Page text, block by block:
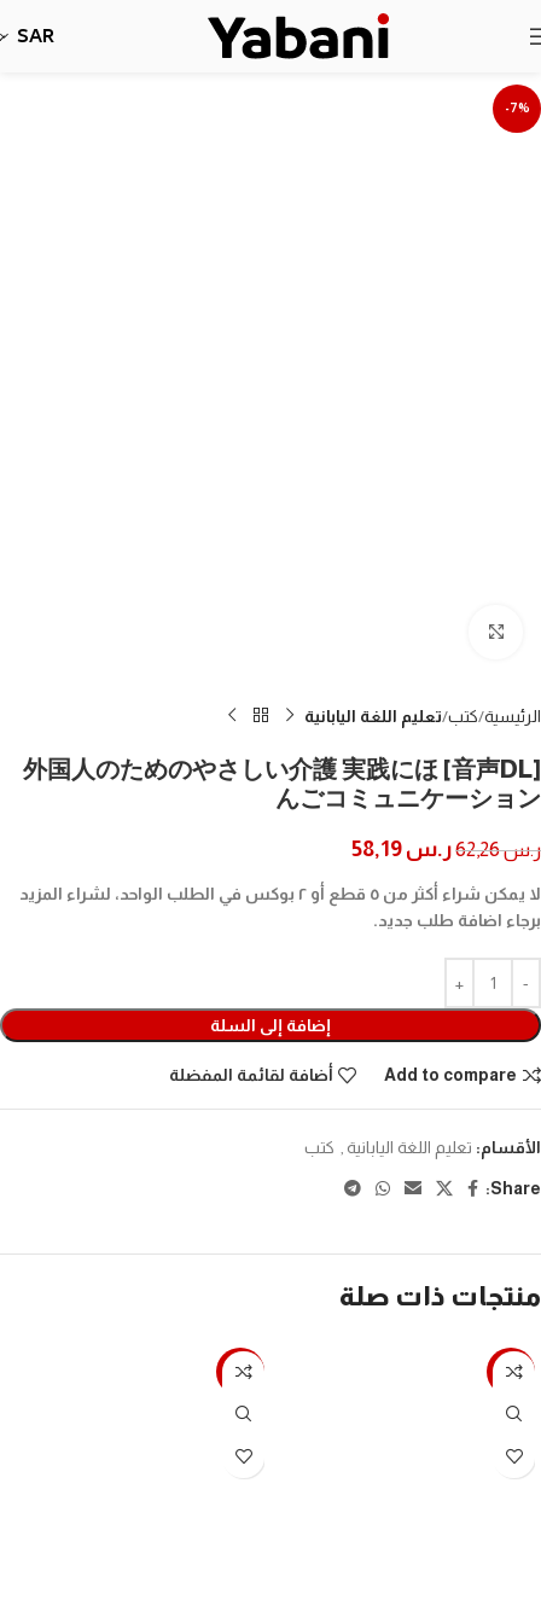
SAR
-7%
الرئيسية كتب تعليم اللغة اليابانية
[音声DL] 外国人のためのやさしい介護 実践にほ
んごコミュニケーション
ر.س62,26 ر.س
لا يمكن شراء أكثر من ٥ قطع أو ٢ بوكس في الطلب الواحد، لشراء المزيد
برجاء اضافة طلب جديد.
إضافة إلى السلة
Add to compare أضافة لقائمة المفضلة
الأقسام: تعليم اللغة اليابانية كتب
Share:
منتجات ذات صلة
-7%
-7%
نأسف، لا نقبل طلبات حاليا بسبب توقف الشحن